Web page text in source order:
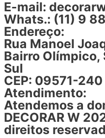
E-mail:
Whats.: (11) 9
Endereço:
Rua Manoel
Bairro Olímpico,
Sul
CEP: 09571-240
Atendimento:
Atendemos a
DECORAR W
direitos